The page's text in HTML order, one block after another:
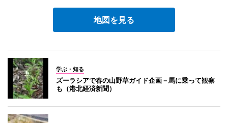
地図を見る
学ぶ・知る
ズーラシアで春の山野草ガイド企画－馬に乗って観察
も（港北経済新聞）